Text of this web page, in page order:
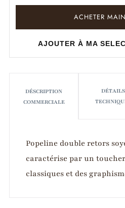
ACHETER
AJOUTER À MA
DÉSCRIPTION
COMMERCIALE
DÉTAILS
Popeline double retors
caractérise par un
classiques et des